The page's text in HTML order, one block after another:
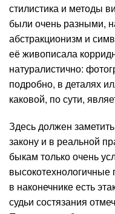
стилистика и методы
были очень разными,
абстракционизм и
её живописала
натуралистично:
подробно, в деталях
каковой, по сути,
Здесь должен
закону и в реальной
быкам только очень
высокотехнологичные
в наконечнике есть
судьи состязания